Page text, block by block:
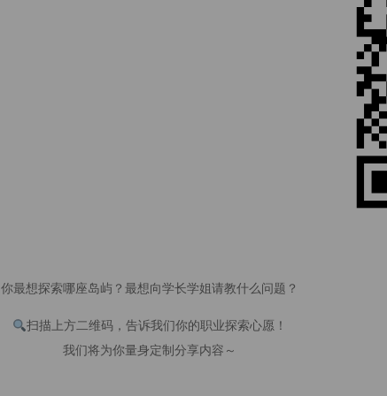
你最想探索哪座岛屿？最想向学长学姐请教什么问题？
扫描上方二维码，告诉我们你的职业探索心愿！
我们将为你量身定制分享内容～